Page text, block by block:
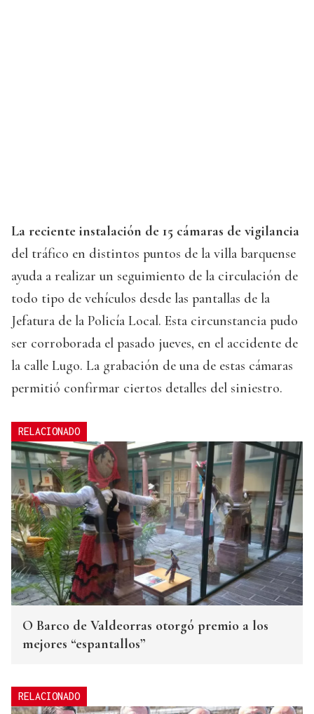
La reciente instalación de 15 cámaras de vigilancia
del tráfico en distintos puntos de la villa barquense
ayuda a realizar un seguimiento de la circulación de
todo tipo de vehículos desde las pantallas de la
Jefatura de la Policía Local. Esta circunstancia pudo
ser corroborada el pasado jueves, en el accidente de
la calle Lugo. La grabación de una de estas cámaras
permitió confirmar ciertos detalles del siniestro.
RELACIONADO
O Barco de Valdeorras otorgó premio a los
mejores “espantallos”
RELACIONADO